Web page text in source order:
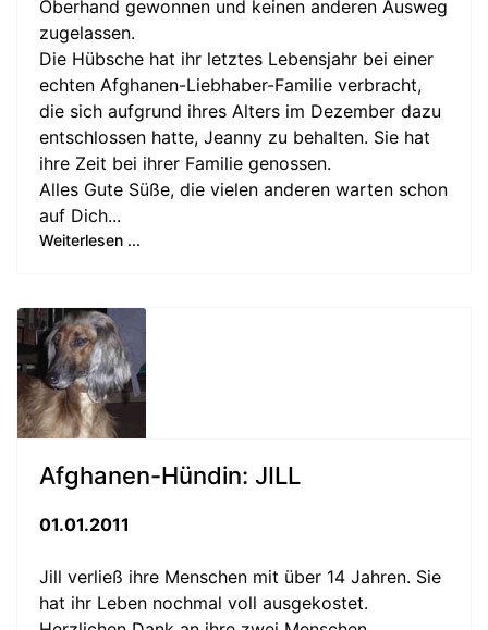
Oberhand gewonnen und keinen anderen Ausweg
zugelassen.
Die Hübsche hat ihr letztes Lebensjahr bei einer
echten Afghanen-Liebhaber-Familie verbracht,
die sich aufgrund ihres Alters im Dezember dazu
entschlossen hatte, Jeanny zu behalten. Sie hat
ihre Zeit bei ihrer Familie genossen.
Alles Gute Süße, die vielen anderen warten schon
auf Dich...
Weiterlesen ...
Afghanen-Hündin: JILL
01.01.2011
Jill verließ ihre Menschen mit über 14 Jahren. Sie
hat ihr Leben nochmal voll ausgekostet.